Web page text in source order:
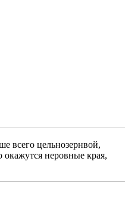
всего цельнозернвой,
окажутся неровные края,